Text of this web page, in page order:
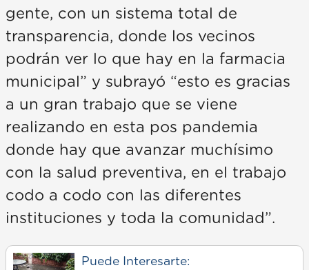
gente, con un sistema total de
transparencia, donde los vecinos
podrán ver lo que hay en la farmacia
municipal” y subrayó “esto es gracias
a un gran trabajo que se viene
realizando en esta pos pandemia
donde hay que avanzar muchísimo
con la salud preventiva, en el trabajo
codo a codo con las diferentes
instituciones y toda la comunidad”.
Puede Interesarte: